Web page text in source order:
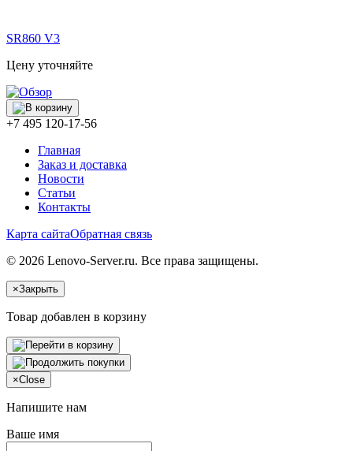
SR860 V3
Цену уточняйте
+7 495 120-17-56
Главная
Заказ и доставка
Новости
Статьи
Контакты
Карта сайтаОбратная связь
© 2026 Lenovo-Server.ru. Все права защищены.
×Закрыть
Товар добавлен в корзину
×Close
Напишите нам
Ваше имя